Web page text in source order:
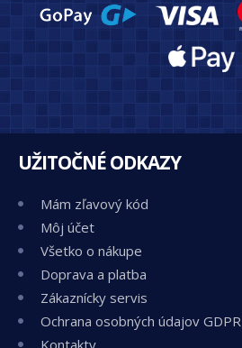
UŽITOČNÉ ODKAZY
Mám zľavový kód
Môj účet
Všetko o nákupe
Doprava a platba
Zákaznícky servis
Ochrana osobných údajov GDPR